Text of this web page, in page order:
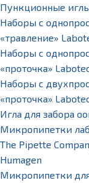
Пункционные
Наборы с
«травление»
Наборы с
«проточка»
Наборы с
«проточка»
Игла для забора
Микропипетки
The Pipette
Humagen
Микропипетки